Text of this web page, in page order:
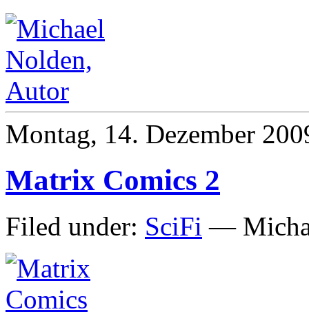
Montag, 14. Dezember
Matrix Comics 2
Filed under: SciFi —